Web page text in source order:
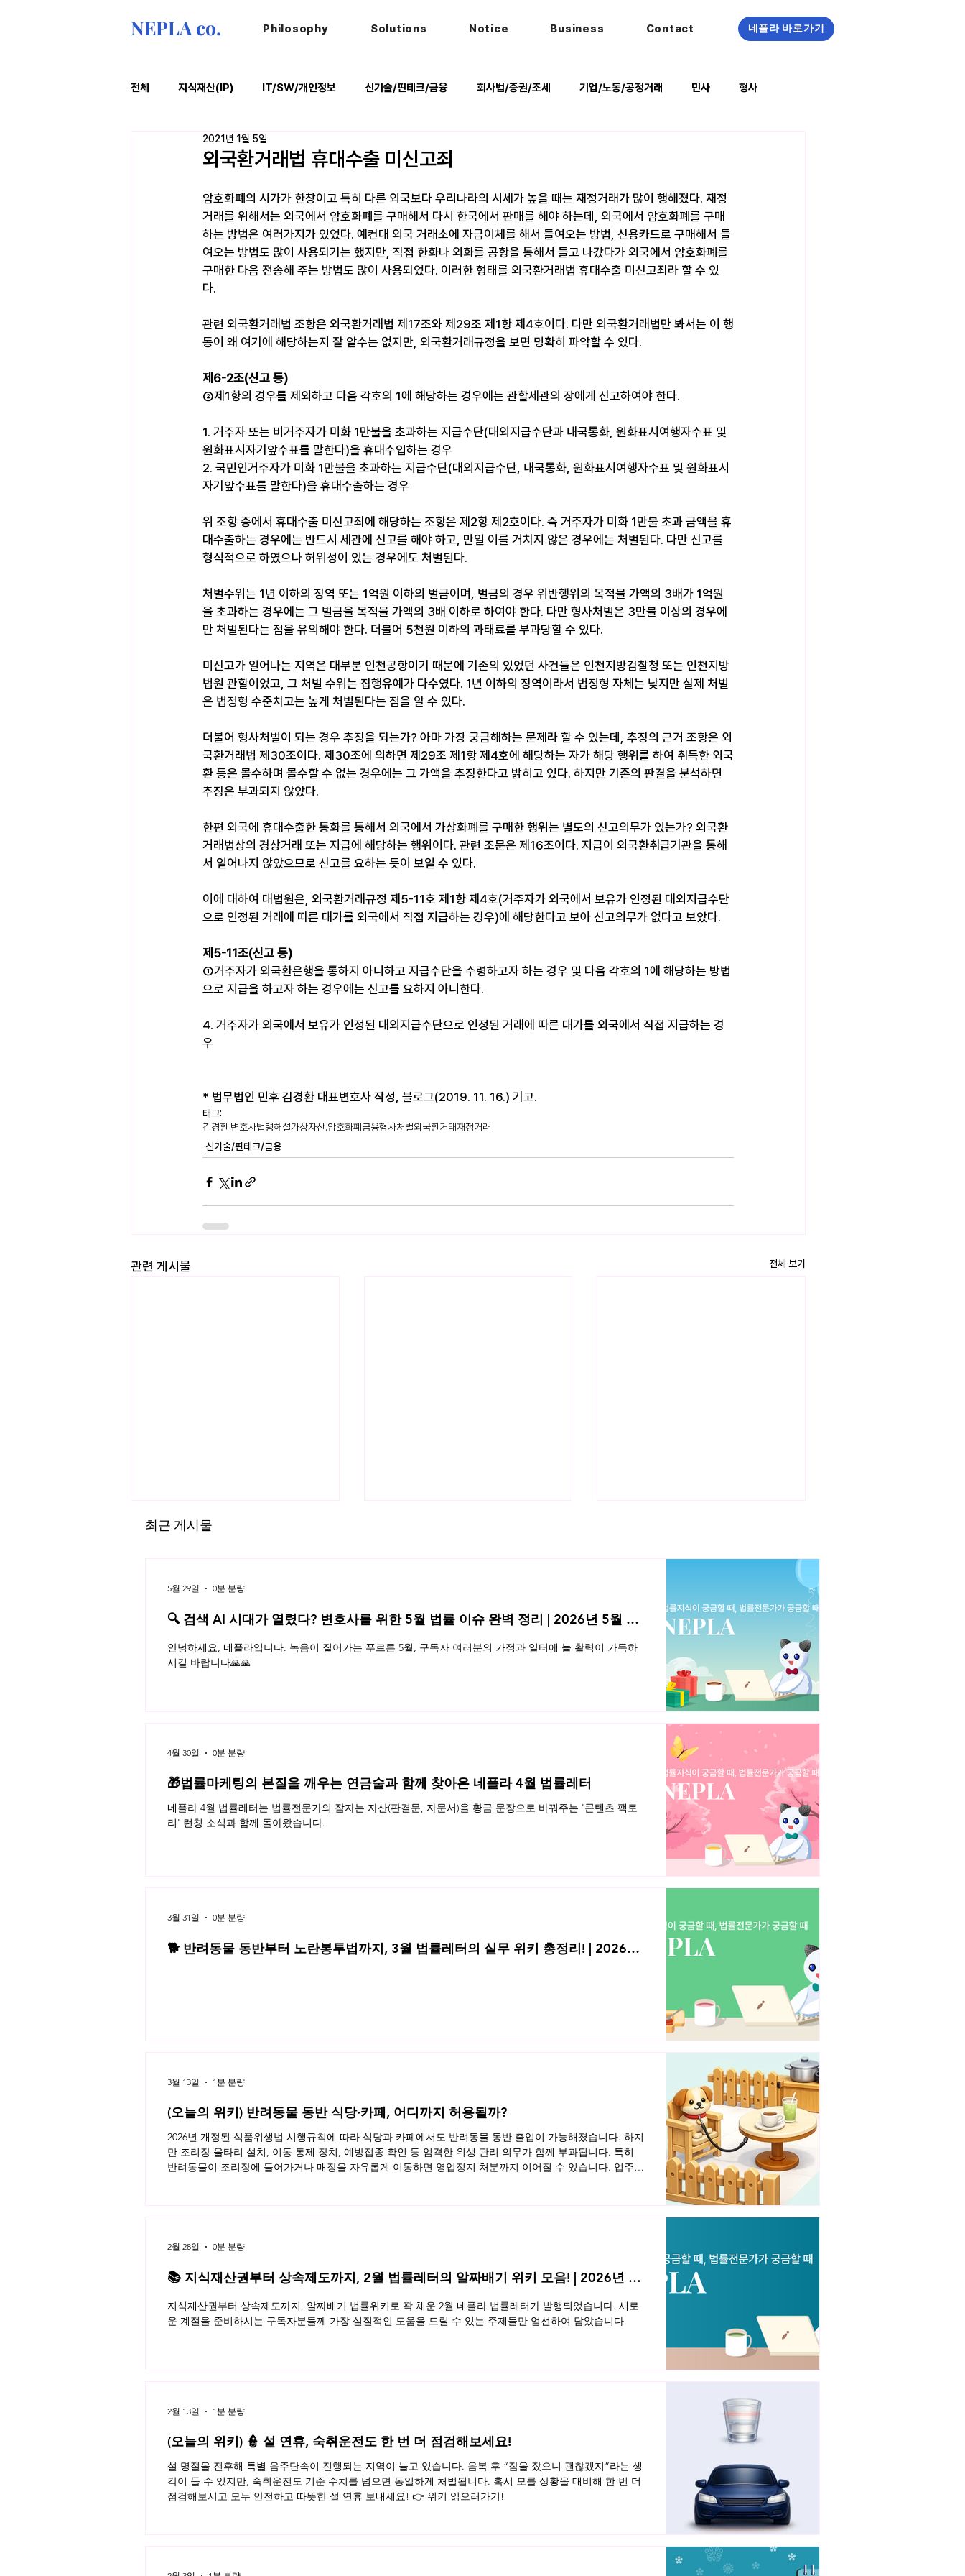
NEPLA co. Philosophy Solutions Notice Business Contact 네플라 바로가기
전체 지식재산(IP) IT/SW/개인정보 신기술/핀테크/금융 회사법/증권/조세 기업/노동/공정거래 민사 형사
법률레터
외국환거래법 휴대수출 미신고죄
2021년 1월 5일
암호화폐의 시가가 한창이고 특히 다른 외국보다 우리나라의 시세가 높을 때는 재정거래가 많이 행해졌다. 재정
거래를 위해서는 외국에서 암호화폐를 구매해서 다시 한국에서 판매를 해야 하는데, 외국에서 암호화폐를 구매
하는 방법은 여러가지가 있었다. 예컨대 외국 거래소에 자금이체를 해서 들여오는 방법, 신용카드로 구매해서 들
여오는 방법도 많이 사용되기는 했지만, 직접 한화나 외화를 공항을 통해서 들고 나갔다가 외국에서 암호화폐를
구매한 다음 전송해 주는 방법도 많이 사용되었다. 이러한 형태를 외국환거래법 휴대수출 미신고죄라 할 수 있
다. ​
관련 외국환거래법 조항은 외국환거래법 제17조와 제29조 제1항 제4호이다. 다만 외국환거래법만 봐서는 이 행
동이 왜 여기에 해당하는지 잘 알수는 없지만, 외국환거래규정을 보면 명확히 파악할 수 있다.
제6-2조(신고 등)
②제1항의 경우를 제외하고 다음 각호의 1에 해당하는 경우에는 관할세관의 장에게 신고하여야 한다.
1. 거주자 또는 비거주자가 미화 1만불을 초과하는 지급수단(대외지급수단과 내국통화, 원화표시여행자수표 및
원화표시자기앞수표를 말한다)을 휴대수입하는 경우
2. 국민인거주자가 미화 1만불을 초과하는 지급수단(대외지급수단, 내국통화, 원화표시여행자수표 및 원화표시
자기앞수표를 말한다)을 휴대수출하는 경우​
위 조항 중에서 휴대수출 미신고죄에 해당하는 조항은 제2항 제2호이다. 즉 거주자가 미화 1만불 초과 금액을 휴
대수출하는 경우에는 반드시 세관에 신고를 해야 하고, 만일 이를 거치지 않은 경우에는 처벌된다. 다만 신고를
형식적으로 하였으나 허위성이 있는 경우에도 처벌된다. ​
처벌수위는 1년 이하의 징역 또는 1억원 이하의 벌금이며, 벌금의 경우 위반행위의 목적물 가액의 3배가 1억원
을 초과하는 경우에는 그 벌금을 목적물 가액의 3배 이하로 하여야 한다. 다만 형사처벌은 3만불 이상의 경우에
만 처벌된다는 점을 유의해야 한다. 더불어 5천원 이하의 과태료를 부과당할 수 있다. ​
미신고가 일어나는 지역은 대부분 인천공항이기 때문에 기존의 있었던 사건들은 인천지방검찰청 또는 인천지방
법원 관할이었고, 그 처벌 수위는 집행유예가 다수였다. 1년 이하의 징역이라서 법정형 자체는 낮지만 실제 처벌
은 법정형 수준치고는 높게 처벌된다는 점을 알 수 있다.
더불어 형사처벌이 되는 경우 추징을 되는가? 아마 가장 궁금해하는 문제라 할 수 있는데, 추징의 근거 조항은 외
국환거래법 제30조이다. 제30조에 의하면 제29조 제1항 제4호에 해당하는 자가 해당 행위를 하여 취득한 외국
환 등은 몰수하며 몰수할 수 없는 경우에는 그 가액을 추징한다고 밝히고 있다. 하지만 기존의 판결을 분석하면
추징은 부과되지 않았다.
한편 외국에 휴대수출한 통화를 통해서 외국에서 가상화폐를 구매한 행위는 별도의 신고의무가 있는가? 외국환
거래법상의 경상거래 또는 지급에 해당하는 행위이다. 관련 조문은 제16조이다. 지급이 외국환취급기관을 통해
서 일어나지 않았으므로 신고를 요하는 듯이 보일 수 있다. ​
이에 대하여 대법원은, 외국환거래규정 제5-11호 제1항 제4호(거주자가 외국에서 보유가 인정된 대외지급수단
으로 인정된 거래에 따른 대가를 외국에서 직접 지급하는 경우)에 해당한다고 보아 신고의무가 없다고 보았다. ​
제5-11조(신고 등)
①거주자가 외국환은행을 통하지 아니하고 지급수단을 수령하고자 하는 경우 및 다음 각호의 1에 해당하는 방법
으로 지급을 하고자 하는 경우에는 신고를 요하지 아니한다.
4. 거주자가 외국에서 보유가 인정된 대외지급수단으로 인정된 거래에 따른 대가를 외국에서 직접 지급하는 경
우
* 법무법인 민후 김경환 대표변호사 작성, 블로그(2019. 11. 16.) 기고.
태그:
김경환 변호사법령해설가상자산.암호화폐 금융형사처벌외국환거래재정거래
신기술/핀테크/금융
관련 게시물 전체 보기
자산의 토큰화
쪼개기자본거래 외국환거래법
가상화폐 재정거래와 외국환거래
법
최근 게시물
🔍 검색 AI 시대가 열렸다? 변호사를 위한 5월 법률 이슈 완벽 정리 | 2026년 5월 네
플라 법률레터
안녕하세요, 네플라입니다. 녹음이 짙어가는 푸르른 5월, 구독자 여러분의 가정과 일터에 늘 활력이 가득하
시길 바랍니다🙏🙏
5월 29일 0분 분량
🎁법률마케팅의 본질을 깨우는 연금술과 함께 찾아온 네플라 4월 법률레터
네플라 4월 법률레터는 법률전문가의 잠자는 자산(판결문, 자문서)을 황금 문장으로 바꿔주는 '콘텐츠 팩토
리' 런칭 소식과 함께 돌아왔습니다.
4월 30일 0분 분량
🐕 반려동물 동반부터 노란봉투법까지, 3월 법률레터의 실무 위키 총정리! | 2026년
3월 31일 0분 분량
(오늘의 위키) 반려동물 동반 식당·카페, 어디까지 허용될까?
2026년 개정된 식품위생법 시행규칙에 따라 식당과 카페에서도 반려동물 동반 출입이 가능해졌습니다. 하지
만 조리장 울타리 설치, 이동 통제 장치, 예방접종 확인 등 엄격한 위생 관리 의무가 함께 부과됩니다. 특히
반려동물이 조리장에 들어가거나 매장을 자유롭게 이동하면 영업정지 처분까지 이어질 수 있습니다. 업주와
3월 13일 1분 분량
📚 지식재산권부터 상속제도까지, 2월 법률레터의 알짜배기 위키 모음! | 2026년 2
월 네플라 법률레터
지식재산권부터 상속제도까지, 알짜배기 법률위키로 꽉 채운 2월 네플라 법률레터가 발행되었습니다. 새로
운 계절을 준비하시는 구독자분들께 가장 실질적인 도움을 드릴 수 있는 주제들만 엄선하여 담았습니다.
2월 28일 0분 분량
(오늘의 위키) 👮 설 연휴, 숙취운전도 한 번 더 점검해보세요!
설 명절을 전후해 특별 음주단속이 진행되는 지역이 늘고 있습니다. 음복 후 “잠을 잤으니 괜찮겠지”라는 생
각이 들 수 있지만, 숙취운전도 기준 수치를 넘으면 동일하게 처벌됩니다. 혹시 모를 상황을 대비해 한 번 더
점검해보시고 모두 안전하고 따뜻한 설 연휴 보내세요! 👉 위키 읽으러가기!
2월 13일 1분 분량